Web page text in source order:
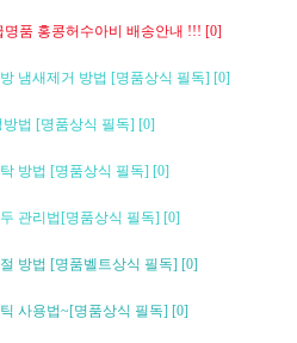
명품 홍콩허수아비 배송안내 !!! [0]
냄새제거 방법 [명품상식 필독] [0]
법 [명품상식 필독] [0]
방법 [명품상식 필독] [0]
관리법[명품상식 필독] [0]
방법 [명품벨트상식 필독] [0]
사용법~[명품상식 필독] [0]